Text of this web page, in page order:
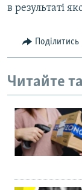
в результаті
Поділитись
Читайте